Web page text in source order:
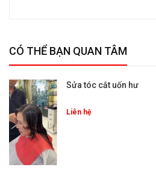
CÓ THỂ BẠN QUAN TÂM
Sửa tóc cắt uốn hư
Liên hệ